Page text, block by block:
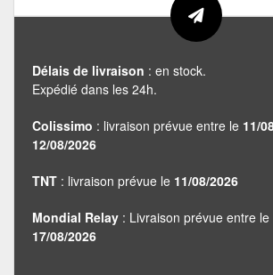
Délais de livraison : en stock.
Expédié dans les 24h.
Colissimo : livraison prévue entre le 11/
12/08/2026
TNT : livraison prévue le 11/08/2026
Mondial Relay : Livraison prévue entre le
17/08/2026